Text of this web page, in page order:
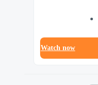
Watch now